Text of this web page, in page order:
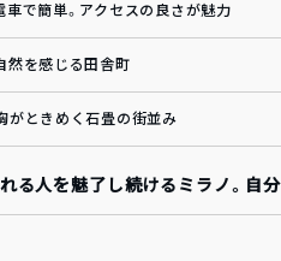
車で簡単。アクセスの良さが魅力
然を感じる田舎町
がときめく石畳の街並み
る人を魅了し続けるミラノ。自